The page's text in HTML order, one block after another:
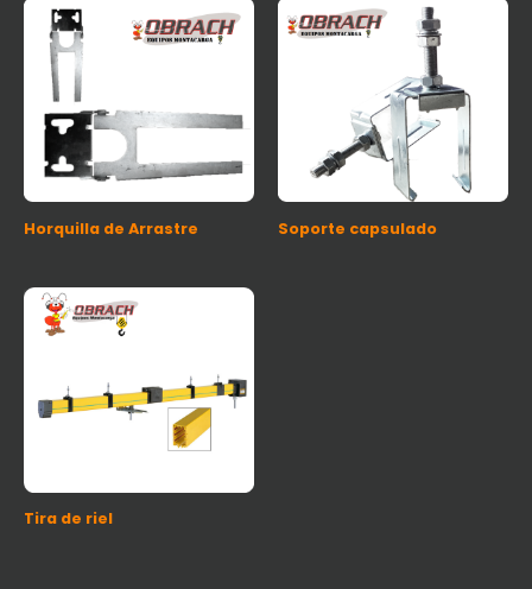
Horquilla de Arrastre Soporte capsulado
Tira de riel